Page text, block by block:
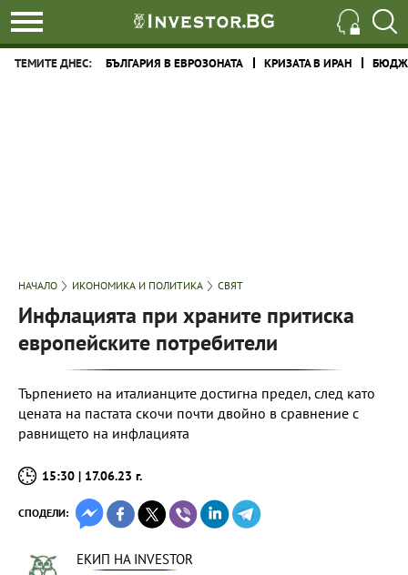
ТЕМИТЕ ДНЕС: БЪЛГАРИЯ В ЕВРОЗОНАТА КРИЗАТА В ИРАН
НАЧАЛО ИКОНОМИКА И ПОЛИТИКА СВЯТ
Инфлацията при храните притиска
европейските потребители
Търпението на италианците достигна предел, след като
цената на пастата скочи почти двойно в сравнение с
равнището на инфлацията
15:30 | 17.06.23 г.
СПОДЕЛИ:
ЕКИП НА INVESTOR